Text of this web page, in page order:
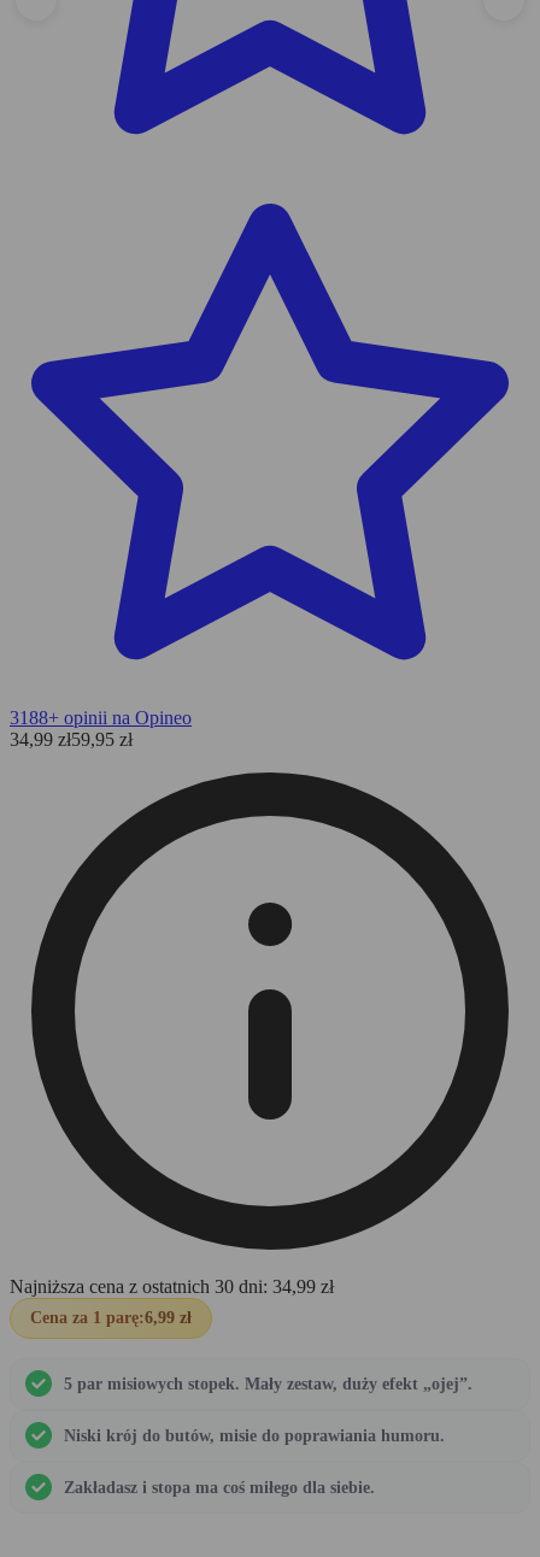
3188+ opinii na Opineo
34,99 zł59,95 zł
Najniższa cena z ostatnich 30 dni: 34,99 zł
Cena za 1 parę:6,99 zł
5 par misiowych stopek. Mały zestaw, duży efekt „ojej”.
Niski krój do butów, misie do poprawiania humoru.
Zakładasz i stopa ma coś miłego dla siebie.